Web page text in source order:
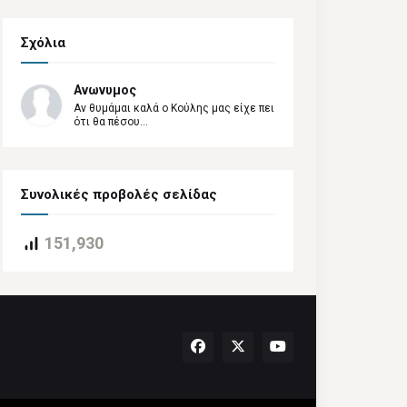
Σχόλια
Ανωνυμος
Αν θυμάμαι καλά ο Κούλης μας είχε πει
ότι θα πέσου...
Συνολικές προβολές σελίδας
151,930